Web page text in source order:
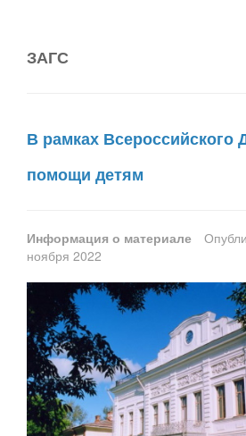
ЗАГС
В рамках Всероссийского
помощи детям
Информация о материале
ноября 2022